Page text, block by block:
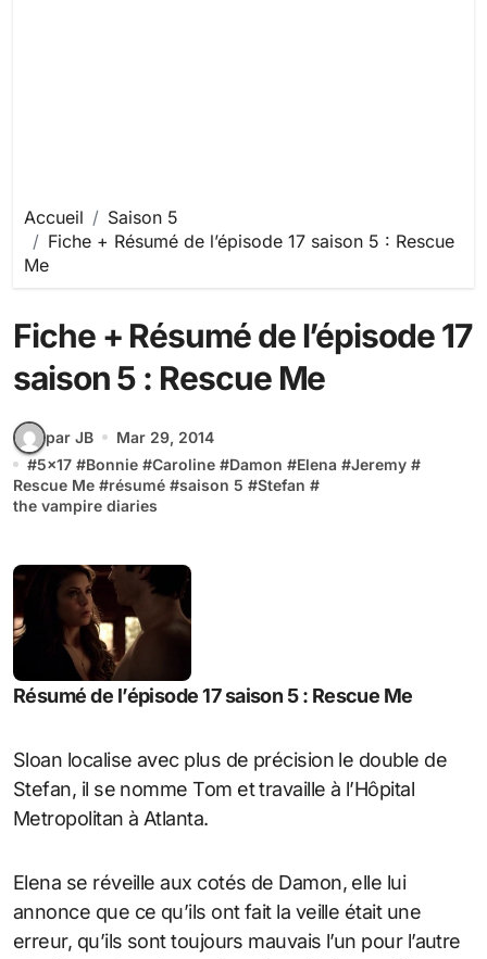
Accueil
Saison 5
Fiche + Résumé de l’épisode 17 saison 5 : Rescue
Me
Fiche + Résumé de l’épisode 17
saison 5 : Rescue Me
par JB
Mar 29, 2014
#5x17 #Bonnie #Caroline #Damon #Elena #Jeremy #
Rescue Me #résumé #saison 5 #Stefan #
the vampire diaries
Résumé de l’épisode 17 saison 5 : Rescue Me
Sloan localise avec plus de précision le double de
Stefan, il se nomme Tom et travaille à l’Hôpital
Metropolitan à Atlanta.
Elena se réveille aux cotés de Damon, elle lui
annonce que ce qu’ils ont fait la veille était une
erreur, qu’ils sont toujours mauvais l’un pour l’autre